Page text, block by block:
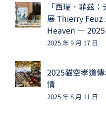
「西瑞．菲茲
展 Thierry
Heaven —
2025 年 9 月 17 日
2025貓空孝道
情
2025 年 8 月 11 日